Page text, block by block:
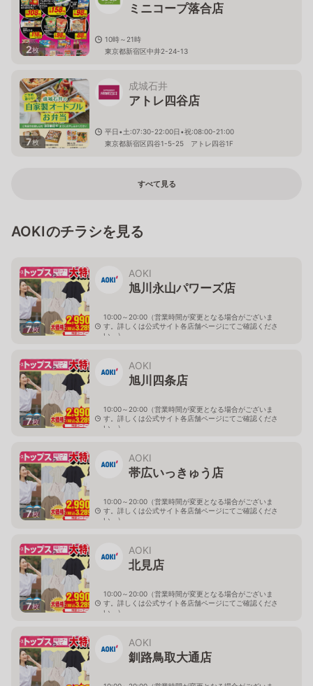
2枚
ミニコープ落合店
10時～21時
東京都新宿区中井2-24-13
7枚
成城石井
アトレ四谷店
平日•土:07:30-22:00日•祝:08:00-21:00
東京都新宿区四谷1-5-25 アトレ四谷1F
すべて見る
AOKIのチラシを見る
7枚
AOKI
旭川永山パワーズ店
10:00～20:00（営業時間が変更となる場合がございま
す。詳しくは公式サイト各店舗ページにてご確認くださ
い。）
7枚
AOKI
旭川四条店
10:00～20:00（営業時間が変更となる場合がございま
す。詳しくは公式サイト各店舗ページにてご確認くださ
い。）
7枚
AOKI
帯広いっきゅう店
10:00～20:00（営業時間が変更となる場合がございま
す。詳しくは公式サイト各店舗ページにてご確認くださ
い。）
7枚
AOKI
北見店
10:00～20:00（営業時間が変更となる場合がございま
す。詳しくは公式サイト各店舗ページにてご確認くださ
い。）
AOKI
釧路鳥取大通店